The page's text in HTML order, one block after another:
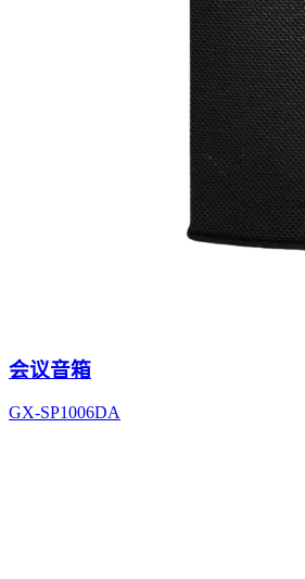
会议音箱
GX-SP1006DA